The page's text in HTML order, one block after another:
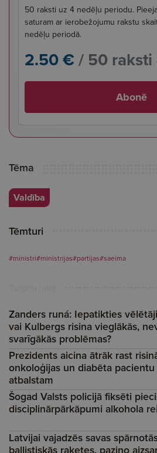
50 raksti uz 4 nedēļu periodu.
saturam ar ierobežojumu rakstu
nedēļu periodā.
2.50 € / 50 raksti
Abonē
Tēma
Valdība
Tēmturi
#ministri#ministrijas#partijas#saeima
Zanders runá: Iepatikties
vai Kulbergs risina vieglākās,
svarīgākās problēmas?
Prezidents aicina ātrāk rast
onkoloģijas un diabēta pacientu
atbalstam
Šogad Valsts policijā fiksēti pieci
disciplinārpārkāpumi alkohola
Latvijai vajadzēs savas
ballistiskās raķetes, paziņo